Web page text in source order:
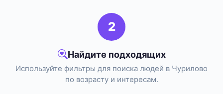
2
Найдите подходящих
Используйте фильтры для поиска людей в Чурилово
по возрасту и интересам.